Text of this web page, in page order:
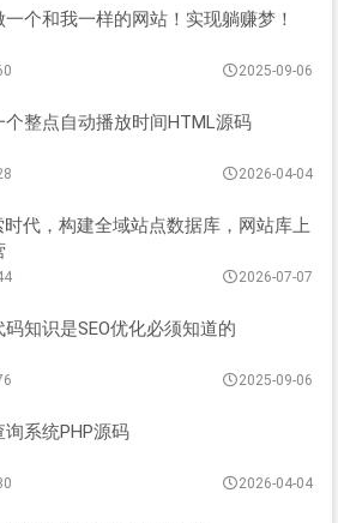
一个和我一样的网站！实现躺赚梦！
2025-09-06
个整点自动播放时间HTML源码
2026-04-04
时代，构建全域站点数据库，网站库上
2026-07-07
码知识是SEO优化必须知道的
2025-09-06
询系统PHP源码
2026-04-04